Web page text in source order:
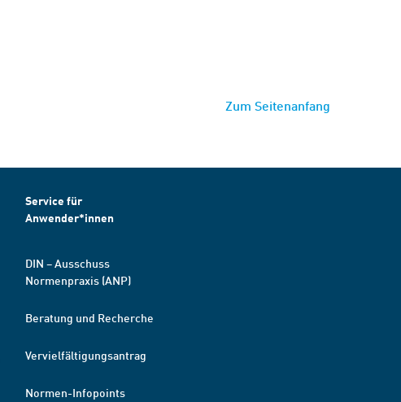
Zum Seitenanfang
Service für
Anwender*innen
DIN – Ausschuss
Normenpraxis (ANP)
Beratung und Recherche
Vervielfältigungsantrag
Normen-Infopoints